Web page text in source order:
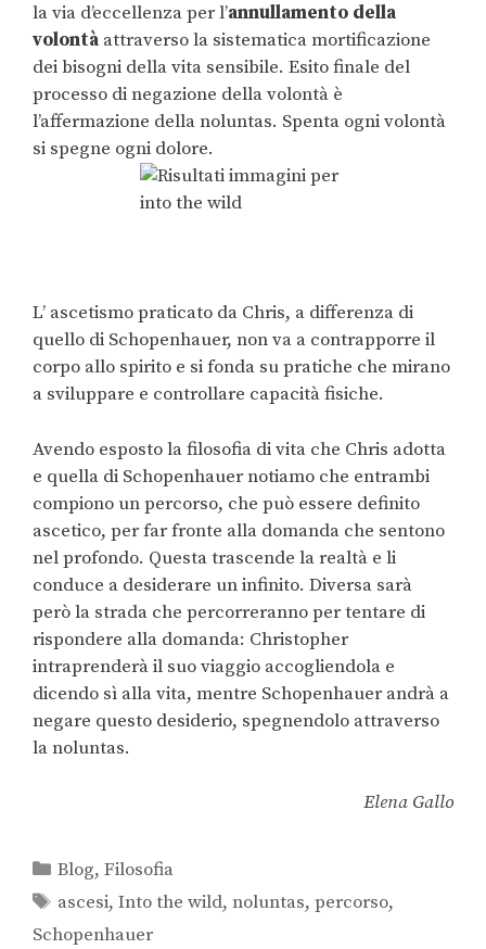
la via d’eccellenza per l’annullamento della
volontà attraverso la sistematica mortificazione
dei bisogni della vita sensibile. Esito finale del
processo di negazione della volontà è
l’affermazione della noluntas. Spenta ogni volontà
si spegne ogni dolore.
L’ ascetismo praticato da Chris, a differenza di
quello di Schopenhauer, non va a contrapporre il
corpo allo spirito e si fonda su pratiche che mirano
a sviluppare e controllare capacità fisiche.
Avendo esposto la filosofia di vita che Chris adotta
e quella di Schopenhauer notiamo che entrambi
compiono un percorso, che può essere definito
ascetico, per far fronte alla domanda che sentono
nel profondo. Questa trascende la realtà e li
conduce a desiderare un infinito. Diversa sarà
però la strada che percorreranno per tentare di
rispondere alla domanda: Christopher
intraprenderà il suo viaggio accogliendola e
dicendo sì alla vita, mentre Schopenhauer andrà a
negare questo desiderio, spegnendolo attraverso
la noluntas.
Elena Gallo
Blog,Filosofia
ascesi,Into the wild,noluntas,percorso,
Schopenhauer